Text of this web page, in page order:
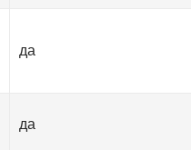
да
да